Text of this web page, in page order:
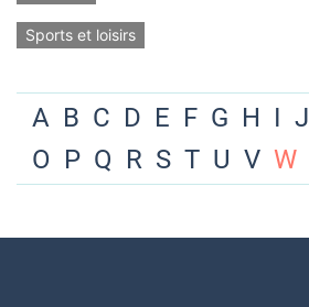
Sports et loisirs
A B C D E F G H I J
O P Q R S T U V W